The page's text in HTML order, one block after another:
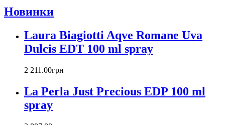
Chloe
Christian Audigier
Christian Dior
Christian Lacroix
Cindy Crawford
Clinique
Clive Christian
CnR Create
Новинки
Laura Biagiotti Aqve Romane Uva
Dulcis EDT 100 ml spray
2 211 .00грн
La Perla Just Precious EDP 100 ml
spray